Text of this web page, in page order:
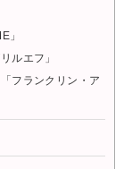
」
ルエフ」
フランクリン・ア